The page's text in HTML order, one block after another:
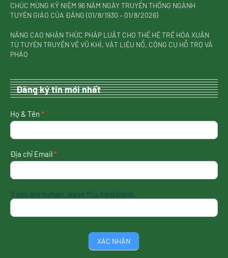
CHÚC MỪNG KỶ NIỆM 96 NĂM NGÀY TRUYỀN THỐNG NGÀNH
TUYÊN GIÁO CỦA ĐẢNG (01/8/1930 – 01/8/2026)
NÂNG CAO NHẬN THỨC PHÁP LUẬT CHO THẾ HỆ TRẺ HÒA XUÂN
TỪ TUYÊN TRUYỀN VỀ VŨ KHÍ, VẬT LIỆU NỔ, CÔNG CỤ HỖ TRỢ VÀ
PHÁO
Đăng ký tin mới nhất
nhận
tin
nhất
Họ & Tên *
Địa chỉ Email*
If you are human, leave this field blank.
XÁC NHẬN